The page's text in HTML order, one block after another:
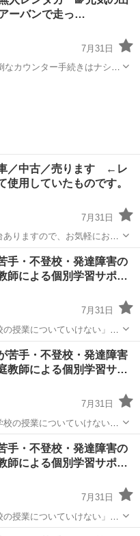
ーバンで走っ…
7月31日
なカウンター手続きはナシ。
／中古／売ります ←レ
使用していたものです。
7月31日
りますので、お気軽にお問
ー
手・不登校・発達障害の
師による個別学習サポ…
7月31日
授業についていけない」と
への配慮が必要なお子さま
を行っています。 「家庭
苦手・不登校・発達障害
教師による個別学習サ…
7月31日
の授業についていけない」
害への配慮が必要なお子さ
導を行っています。 「家
手・不登校・発達障害の
師による個別学習サポ…
7月31日
授業についていけない」と
への配慮が必要なお子さま